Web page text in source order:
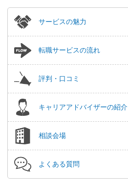
サービスの魅力
転職サービスの流れ
評判・口コミ
キャリアアドバイザーの紹介
相談会場
よくある質問